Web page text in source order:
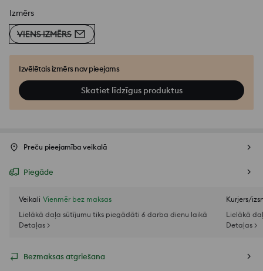
Izmērs
VIENS IZMĒRS
Izvēlētais izmērs nav pieejams
Skatiet līdzīgus produktus
Preču pieejamība veikalā
Piegāde
Veikali Vienmēr bez maksas
Lielākā daļa sūtījumu tiks piegādāti 6 darba dienu laikā
Detaļas >
Kurjers/
Lielākā
Detaļas >
Bezmaksas atgriešana